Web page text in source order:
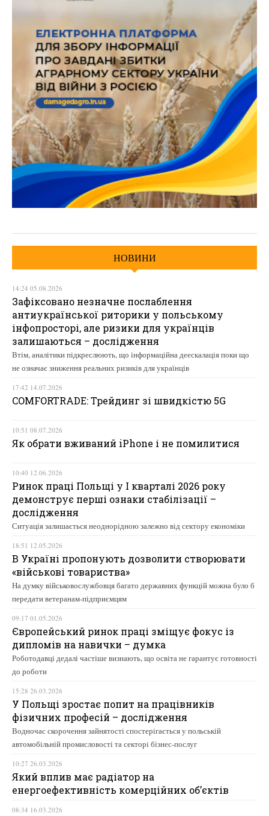
НОВИНИ
14:24 05.08.2026
Зафіксовано незначне послаблення
антиукраїнської риторики у польському
інфопросторі, але ризики для українців
залишаються – дослідження
Втім, аналітики підкреслюють, що інформаційна деескалація поки що
не означає зниження реальних ризиків для українців
17:42 14.07.2026
COMFORTRADE: Трейдинг зі швидкістю 5G
10:51 08.07.2026
Як обрати вживаний iPhone і не помилитися
10:40 12.06.2026
Ринок праці Польщі у І кварталі 2026 року
демонструє перші ознаки стабілізації –
дослідження
Ситуація залишається неоднорідною залежно від сектору економіки
18:51 12.05.2026
В Україні пропонують дозволити створювати
«військові товариства»
На думку військовослужбовця багато державних функцій можна було б
передати ветеранам-підприємцям
09:17 01.05.2026
Європейський ринок праці зміщує фокус із
дипломів на навички – думка
Роботодавці дедалі частіше визнають, що освіта не гарантує готовності
до роботи
15:28 26.03.2026
У Польщі зростає попит на працівників
фізичних професій – дослідження
Водночас скорочення зайнятості спостерігається у польській
автомобільній промисловості та секторі бізнес-послуг
10:27 26.03.2026
Який вплив має радіатор на
енергоефективність комерційних об’єктів
08:34 16.03.2026